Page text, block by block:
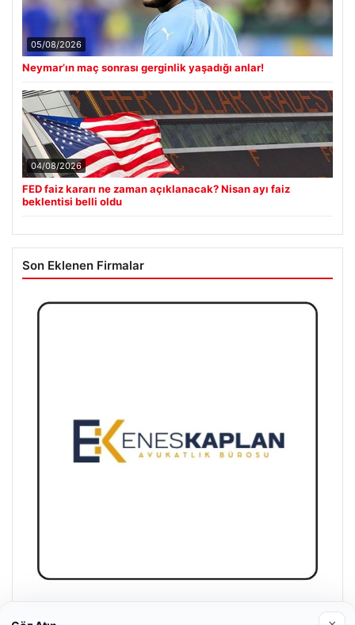
05/08/2026
Neymar’ın maç sonrası gerginlik yaşadığı anlar!
04/08/2026
FED faiz kararı ne zaman açıklanacak? Nisan ayı faiz
beklentisi belli oldu
Son Eklenen Firmalar